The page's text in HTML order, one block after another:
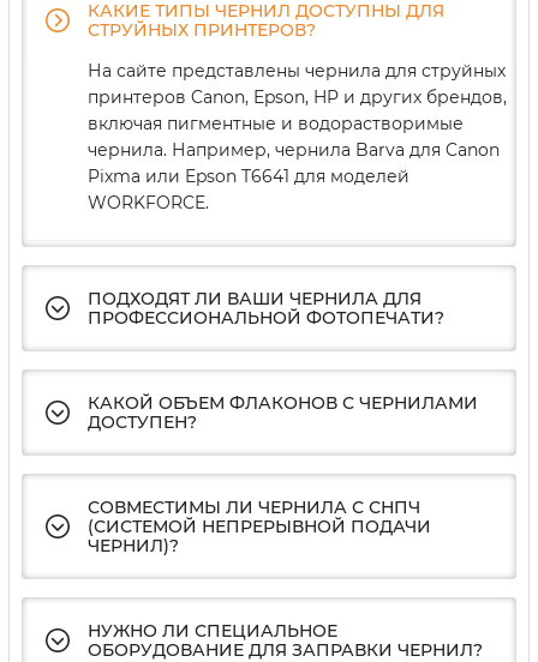
КАКИЕ ТИПЫ ЧЕРНИЛ ДОСТУПНЫ ДЛЯ
СТРУЙНЫХ ПРИНТЕРОВ?
На сайте представлены чернила для струйных
принтеров Canon, Epson, HP и других брендов,
включая пигментные и водорастворимые
чернила. Например, чернила Barva для Canon
Pixma или Epson T6641 для моделей
WORKFORCE.
ПОДХОДЯТ ЛИ ВАШИ ЧЕРНИЛА ДЛЯ
ПРОФЕССИОНАЛЬНОЙ ФОТОПЕЧАТИ?
КАКОЙ ОБЪЕМ ФЛАКОНОВ С ЧЕРНИЛАМИ
ДОСТУПЕН?
СОВМЕСТИМЫ ЛИ ЧЕРНИЛА С СНПЧ
(СИСТЕМОЙ НЕПРЕРЫВНОЙ ПОДАЧИ
ЧЕРНИЛ)?
НУЖНО ЛИ СПЕЦИАЛЬНОЕ
ОБОРУДОВАНИЕ ДЛЯ ЗАПРАВКИ ЧЕРНИЛ?